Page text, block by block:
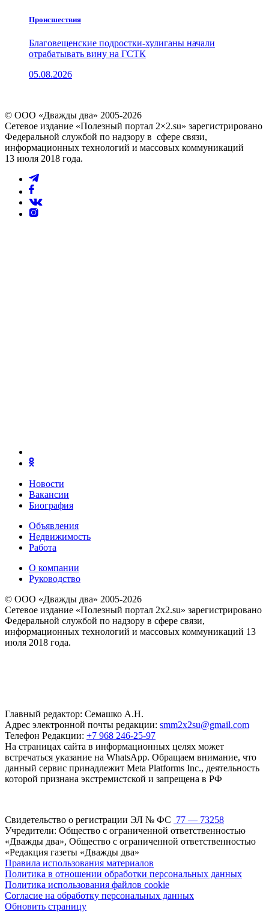
Проиcшествия
Благовещенские подростки-хулиганы начали
отрабатывать вину на ГСТК
05.08.2026
© ООО «Дважды два» 2005-2026
Сетевое издание «Полезный портал 2×2.su» зарегистрировано
Федеральной службой по надзору в сфере связи,
информационных технологий и массовых коммуникаций
13 июля 2018 года.
Новости
Вакансии
Биография
Объявления
Недвижимость
Работа
О компании
Руководство
© ООО «Дважды два» 2005-2026
Сетевое издание «Полезный портал 2x2.su» зарегистрировано
Федеральной службой по надзору в сфере связи,
информационных технологий и массовых коммуникаций 13
июля 2018 года.
Главный редактор: Семашко А.Н.
Адрес электронной почты редакции: smm2x2su@gmail.com
Телефон Редакции: +7 968 246-25-97
На страницах сайта в информационных целях может
встречаться указание на WhatsApp. Обращаем внимание, что
данный сервис принадлежит Meta Platforms Inc., деятельность
которой признана экстремистской и запрещена в РФ
Свидетельство о регистрации ЭЛ № ФС 77 — 73258
Учредители: Общество с ограниченной ответственностью
«Дважды два», Общество с ограниченной ответственностью
«Редакция газеты «Дважды два»
Правила использования материалов
Политика в отношении обработки персональных данных
Политика использования файлов cookie
Согласие на обработку персональных данных
Обновить страницу